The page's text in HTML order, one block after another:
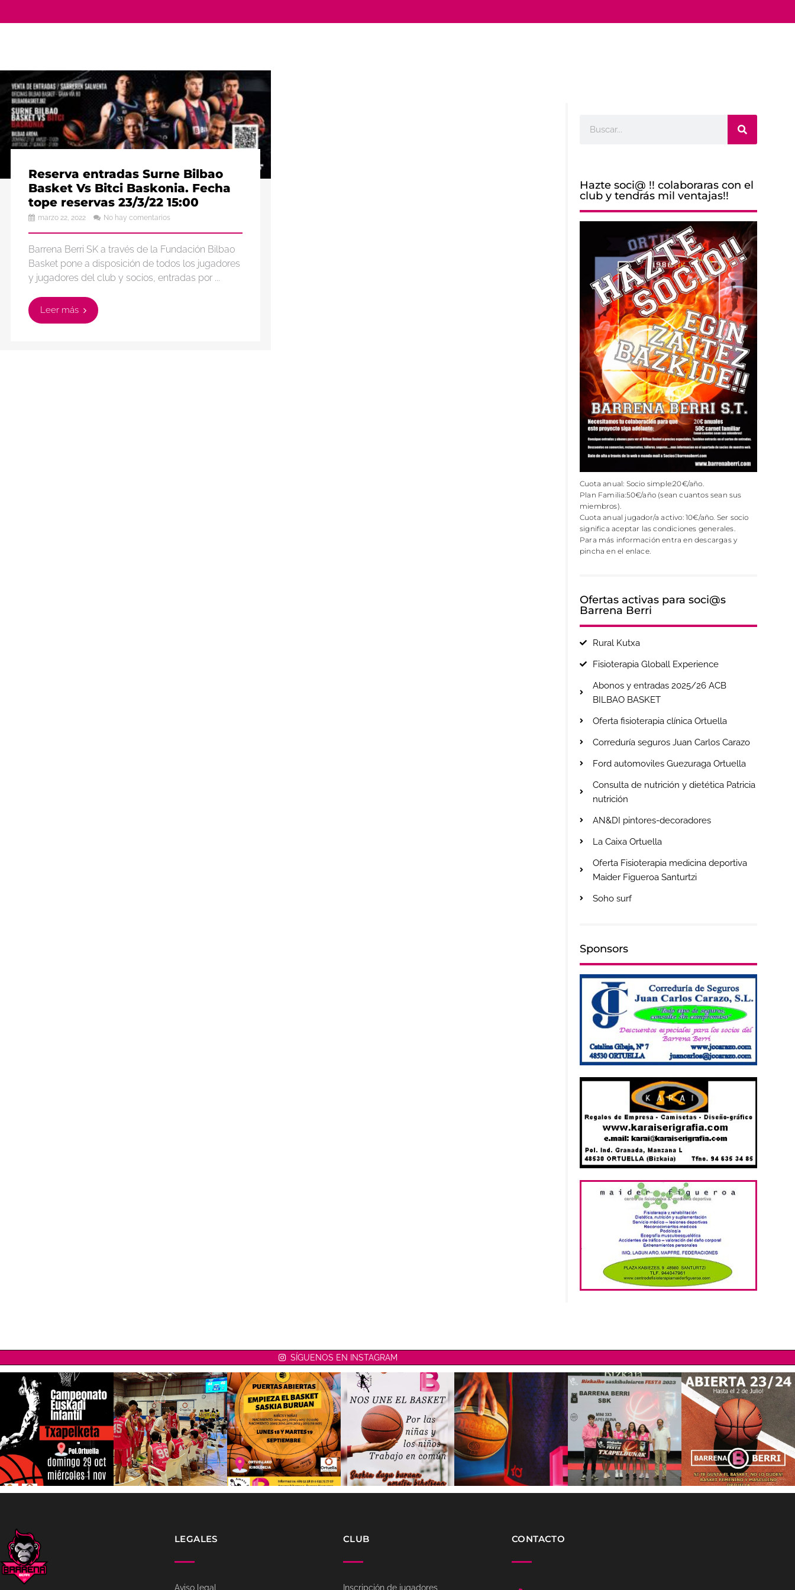
Reserva entradas Surne Bilbao
Basket Vs Bitci Baskonia. Fecha
tope reservas 23/3/22 15:00
marzo 22, 2022 No hay comentarios
Barrena Berri SK a través de la Fundación Bilbao
Basket pone a disposición de todos los jugadores
y jugadores del club y socios, entradas por ...
Leer más
Hazte soci@ !! colaboraras con el
club y tendrás mil ventajas!!
Cuota anual: Socio simple:20€/año.
Plan Familia:50€/año (sean cuantos sean sus
miembros).
Cuota anual jugador/a activo: 10€/año. Ser socio
significa aceptar las condiciones generales.
Para más información entra en descargas y
pincha en el enlace.
Ofertas activas para soci@s
Barrena Berri
Rural Kutxa
Fisioterapia Globall Experience
Abonos y entradas 2025/26 ACB
BILBAO BASKET
Oferta fisioterapia clínica Ortuella
Correduría seguros Juan Carlos Carazo
Ford automoviles Guezuraga Ortuella
Consulta de nutrición y dietética Patricia
nutrición
AN&DI pintores-decoradores
La Caixa Ortuella
Oferta Fisioterapia medicina deportiva
Maider Figueroa Santurtzi
Soho surf
Sponsors
SÍGUENOS EN INSTAGRAM
LEGALES
Aviso legal
CLUB
Inscripción de jugadores
CONTACTO